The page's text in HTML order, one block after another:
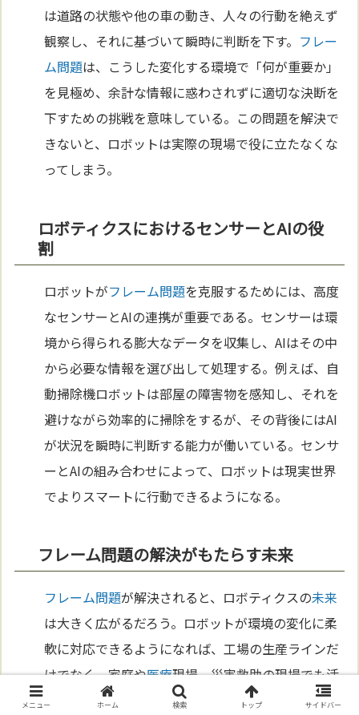
は道路の状態や他の車の動き、人々の行動を絶えず
観察し、それに基づいて瞬時に判断を下す。 フレー
ム問題は、こうした変化する環境で「何が重要か」
を見極め、余計な情報に惑わされずに適切な決断を
下すための挑戦を意味している。この問題を解決で
きないと、ロボットは実際の現場で役に立たなくな
ってしまう。
ロボティクスにおけるセンサーとAIの役
割
ロボットがフレーム問題を克服するためには、高度
なセンサーとAIの連携が重要である。センサーは環
境から得られる膨大なデータを収集し、AIはその中
から必要な情報を選び出して処理する。例えば、自
動掃除機ロボットは部屋の障害物を感知し、それを
避けながら効率的に掃除をするが、その背後にはAI
が状況を瞬時に判断する能力が働いている。センサ
ーとAIの組み合わせによって、ロボットは現実世界
でよりスマートに行動できるようになる。
フレーム問題の解決がもたらす未来
フレーム問題が解決されると、ロボティクスの未来
は大きく広がるだろう。ロボットが環境の変化に柔
軟に対応できるようになれば、工場の生産ラインだ
けでなく、家庭や医療現場、災害救助の現場でも活
躍できる。ロボットが自ら考え、最適な行動を取れ
メニュー ホーム 検索 トップ サイドバー